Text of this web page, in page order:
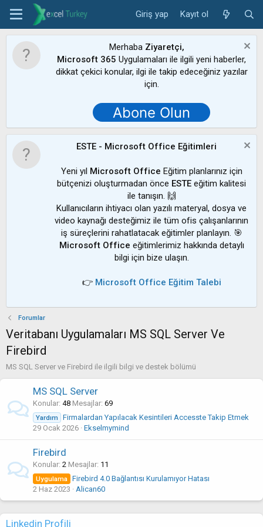
Giriş yap Kayıt ol
Merhaba Ziyaretçi,
Microsoft 365 Uygulamaları ile ilgili yeni haberler,
dikkat çekici konular, ilgi ile takip edeceğiniz yazılar
için.
Abone Olun
ESTE - Microsoft Office Eğitimleri
Yeni yıl Microsoft Office Eğitim planlarınız için
bütçenizi oluşturmadan önce ESTE eğitim kalitesi
ile tanışın. 🙌
Kullanıcıların ihtiyacı olan yazılı materyal, dosya ve
video kaynağı desteğimiz ile tüm ofis çalışanlarının
iş süreçlerini rahatlatacak eğitimler planlayın. 🎯
Microsoft Office eğitimlerimiz hakkında detaylı
bilgi için bize ulaşın.
👉 Microsoft Office Eğitim Talebi
Forumlar
Veritabanı Uygulamaları MS SQL Server Ve
Firebird
MS SQL Server ve Firebird ile ilgili bilgi ve destek bölümü
MS SQL Server
Konular 48 Mesajlar 69
Yardım
Firmalardan Yapılacak Kesintileri Accesste Takip Etmek
29 Ocak 2026 Ekselmymind
Firebird
Konular 2 Mesajlar 11
Uygulama Firebird 4.0 Bağlantısı Kurulamıyor Hatası
2 Haz 2023
Alican60
Linkedin Profili